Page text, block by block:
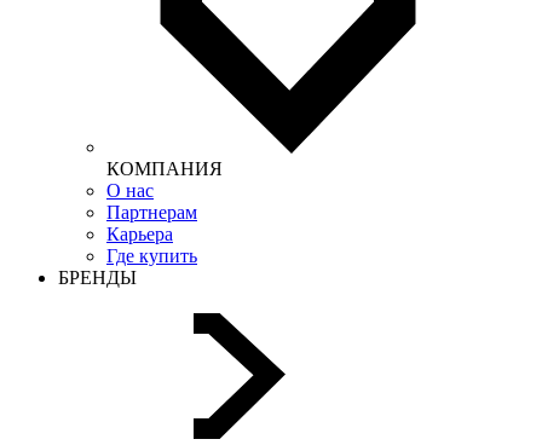
КОМПАНИЯ
О нас
Партнерам
Карьера
Где купить
БРЕНДЫ